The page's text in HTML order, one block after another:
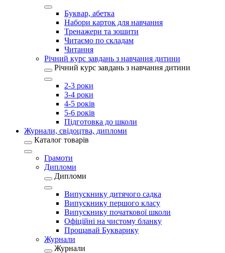
Буквар, абетка
Набори карток для навчання
Тренажери та зошити
Читаємо по складам
Читання
Річний курс завдань з навчання дитини
Річний курс завдань з навчання дитини
2-3 роки
3-4 роки
4-5 років
5-6 років
Підготовка до школи
Журнали, свідоцтва, дипломи
Каталог товарів
Грамоти
Дипломи
Дипломи
Випускнику дитячого садка
Випускнику першого класу
Випускнику початкової школи
Офіційні на чистому бланку
Прощавай Букварику
Журнали
Журнали